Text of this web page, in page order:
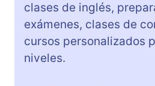
clases de inglés,
exámenes, clases de
cursos personalizados
niveles.